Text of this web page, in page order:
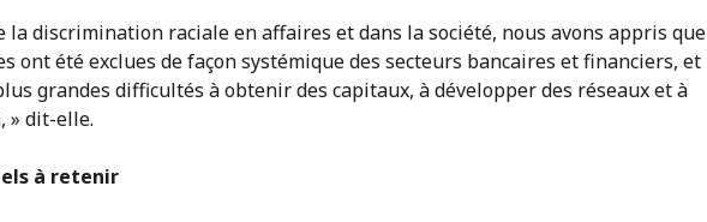
la discrimination raciale en affaires et dans la société, nous avons appris que
ont été exclues de façon systémique des secteurs bancaires et financiers, et
grandes difficultés à obtenir des capitaux, à développer des réseaux et à
» dit-elle.
à retenir